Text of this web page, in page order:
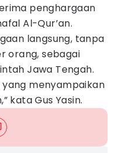
penghargaan
Al-Qur’an.
langsung, tanpa
orang, sebagai
Jawa Tengah.
yang menyampaikan
kata Gus Yasin.